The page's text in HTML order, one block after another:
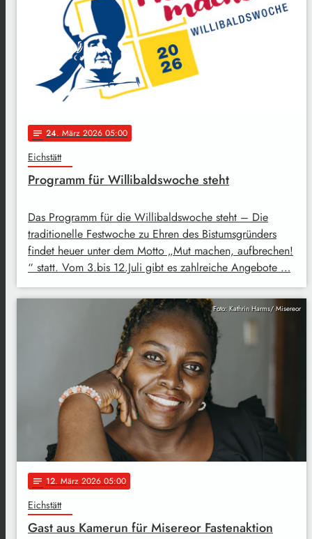
notes 24. März 2026 05:00
Eichstätt
Programm für Willibaldswoche steht
Das Programm für die Willibaldswoche steht – Die
traditionelle Festwoche zu Ehren des Bistumsgründers
findet heuer unter dem Motto „Mut machen, aufbrechen!
“ statt. Vom 3.bis 12.Juli gibt es zahlreiche Angebote …
Foto: Kathrin Harms/ Misereor
notes 12. März 2026 05:00
Eichstätt
Gast aus Kamerun für Misereor Fastenaktion